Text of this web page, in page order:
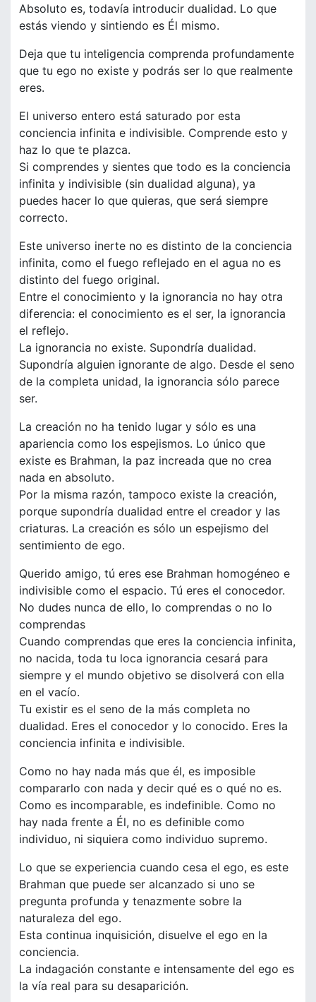
Absoluto es, todavía introducir dualidad. Lo que
estás viendo y sintiendo es Él mismo.
Deja que tu inteligencia comprenda profundamente
que tu ego no existe y podrás ser lo que realmente
eres.
El universo entero está saturado por esta
conciencia infinita e indivisible. Comprende esto y
haz lo que te plazca.
Si comprendes y sientes que todo es la conciencia
infinita y indivisible (sin dualidad alguna), ya
puedes hacer lo que quieras, que será siempre
correcto.
Este universo inerte no es distinto de la conciencia
infinita, como el fuego reflejado en el agua no es
distinto del fuego original.
Entre el conocimiento y la ignorancia no hay otra
diferencia: el conocimiento es el ser, la ignorancia
el reflejo.
La ignorancia no existe. Supondría dualidad.
Supondría alguien ignorante de algo. Desde el seno
de la completa unidad, la ignorancia sólo parece
ser.
La creación no ha tenido lugar y sólo es una
apariencia como los espejismos. Lo único que
existe es Brahman, la paz increada que no crea
nada en absoluto.
Por la misma razón, tampoco existe la creación,
porque supondría dualidad entre el creador y las
criaturas. La creación es sólo un espejismo del
sentimiento de ego.
Querido amigo, tú eres ese Brahman homogéneo e
indivisible como el espacio. Tú eres el conocedor.
No dudes nunca de ello, lo comprendas o no lo
comprendas
Cuando comprendas que eres la conciencia infinita,
no nacida, toda tu loca ignorancia cesará para
siempre y el mundo objetivo se disolverá con ella
en el vacío.
Tu existir es el seno de la más completa no
dualidad. Eres el conocedor y lo conocido. Eres la
conciencia infinita e indivisible.
Como no hay nada más que él, es imposible
compararlo con nada y decir qué es o qué no es.
Como es incomparable, es indefinible. Como no
hay nada frente a Él, no es definible como
individuo, ni siquiera como individuo supremo.
Lo que se experiencia cuando cesa el ego, es este
Brahman que puede ser alcanzado si uno se
pregunta profunda y tenazmente sobre la
naturaleza del ego.
Esta continua inquisición, disuelve el ego en la
conciencia.
La indagación constante e intensamente del ego es
la vía real para su desaparición.